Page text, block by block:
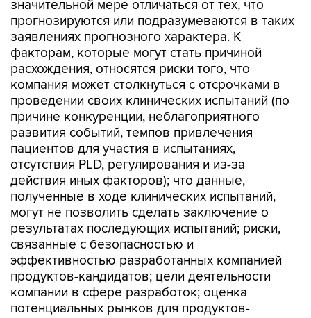
значительной мере отличаться от тех, что
прогнозируются или подразумеваются в таких
заявлениях прогнозного характера. К
факторам, которые могут стать причиной
расхождения, относятся риски того, что
компания может столкнуться с отсрочками в
проведении своих клинических испытаний (по
причине конкуренции, неблагоприятного
развития событий, темпов привлечения
пациентов для участия в испытаниях,
отсутствия PLD, регулирования и из-за
действия иных факторов); что данные,
полученные в ходе клинических испытаний,
могут не позволить сделать заключение о
результатах последующих испытаний; риски,
связанные с безопасностью и
эффективностью разработанных компанией
продуктов-кандидатов; цели деятельности
компании в сфере разработок; оценка
потенциальных рынков для продуктов-